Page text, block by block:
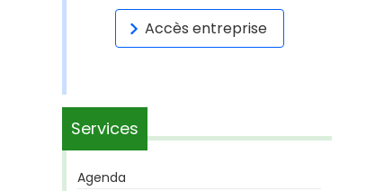
Accès entreprise
Services
Agenda